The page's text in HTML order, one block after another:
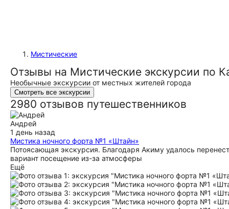
Мистические
Отзывы на Мистические экскурсии по
Необычные экскурсии от местных жителей города
Смотреть все экскурсии
2980 отзывов путешественников
Андрей
1 день назад
Мистика ночного форта №1 «Штайн»
Потоясающая экскурсия. Благодаря Акиму удалось
вариант посещение из-за атмосферы
Ещё